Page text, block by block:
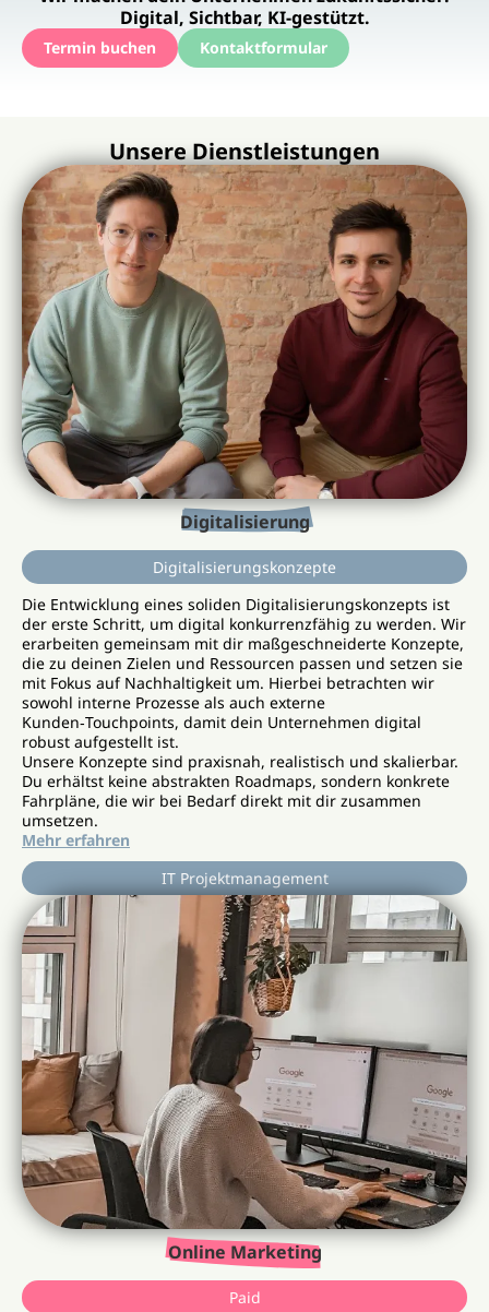
Digital, Sichtbar, KI-gestützt.
Termin buchen Kontaktformular
Unsere Dienstleistungen
Digitalisierung
Digitalisierungskonzepte
IT Projektmanagement
Die Entwicklung eines soliden Digitalisierungskonzepts ist
der erste Schritt, um digital konkurrenzfähig zu werden. Wir
erarbeiten gemeinsam mit dir maßgeschneiderte Konzepte,
die zu deinen Zielen und Ressourcen passen und setzen sie
mit Fokus auf Nachhaltigkeit um. Hierbei betrachten wir
sowohl interne Prozesse als auch externe
Kunden‑Touchpoints, damit dein Unternehmen digital
robust aufgestellt ist.
Unsere Konzepte sind praxisnah, realistisch und skalierbar.
Du erhältst keine abstrakten Roadmaps, sondern konkrete
Fahrpläne, die wir bei Bedarf direkt mit dir zusammen
umsetzen.
Mehr erfahren
Online Marketing
Paid